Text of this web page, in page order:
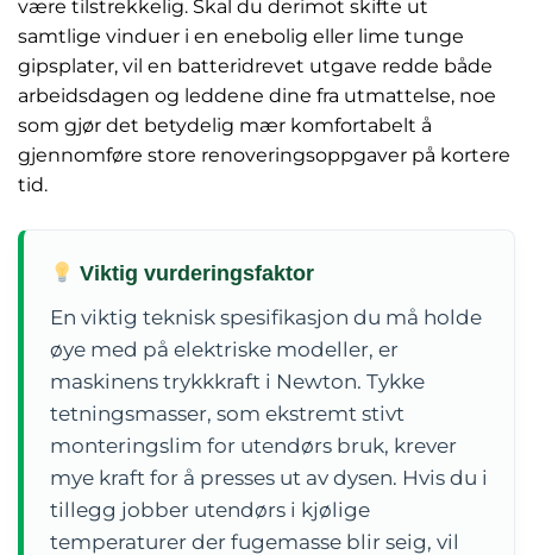
være tilstrekkelig. Skal du derimot skifte ut
samtlige vinduer i en enebolig eller lime tunge
gipsplater, vil en batteridrevet utgave redde både
arbeidsdagen og leddene dine fra utmattelse, noe
som gjør det betydelig mær komfortabelt å
gjennomføre store renoveringsoppgaver på kortere
tid.
Viktig vurderingsfaktor
En viktig teknisk spesifikasjon du må holde
øye med på elektriske modeller, er
maskinens trykkkraft i Newton. Tykke
tetningsmasser, som ekstremt stivt
monteringslim for utendørs bruk, krever
mye kraft for å presses ut av dysen. Hvis du i
tillegg jobber utendørs i kjølige
temperaturer der fugemasse blir seig, vil